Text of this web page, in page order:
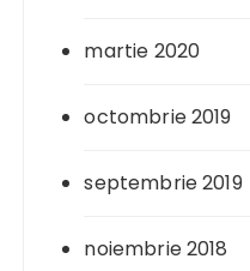
martie 2020
octombrie 2019
septembrie 2019
noiembrie 2018